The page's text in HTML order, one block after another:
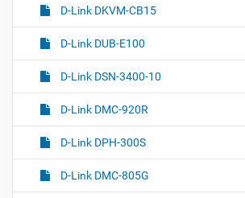
D-Link DKVM-CB15
D-Link DUB-E100
D-Link DSN-3400-10
D-Link DMC-920R
D-Link DPH-300S
D-Link DMC-805G